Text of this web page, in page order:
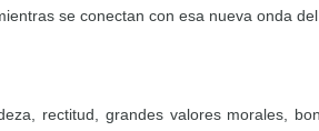
se conectan con esa nueva onda
rectitud, grandes valores morales,